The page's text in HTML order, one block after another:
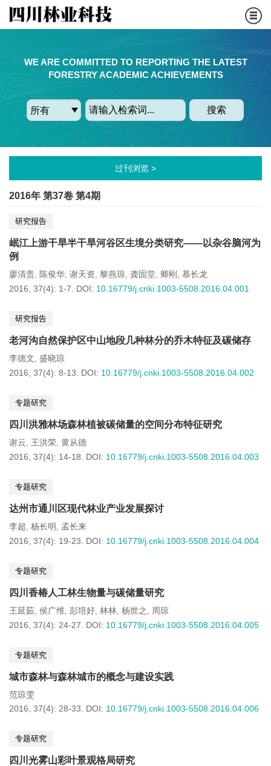
WE ARE COMMITTED TO REPORTING THE LATEST
FORESTRY ACADEMIC ACHIEVEMENTS
搜索
过刊浏览 >
2016年 第37卷 第4期
研究报告
岷江上游干旱半干旱河谷区生境分类研究——以杂谷脑河为
例
廖清贵, 陈俊华, 谢天资, 黎燕琼, 龚固堂, 卿刚 , 慕长龙
2016, 37(4): 1-7.
DOI: 10.16779/j.cnki.1003-5508.2016.04.001
研究报告
老河沟自然保护区中山地段几种林分的乔木特征及碳储存
李德文, 盛晓琼
2016, 37(4): 8-13.
DOI: 10.16779/j.cnki.1003-5508.2016.04.002
专题研究
四川洪雅林场森林植被碳储量的空间分布特征研究
谢云, 王洪荣, 黄从德
2016, 37(4): 14-18.
DOI: 10.16779/j.cnki.1003-5508.2016.04.003
专题研究
达州市通川区现代林业产业发展探讨
李超 , 杨长明 , 孟长来
2016, 37(4): 19-23.
DOI: 10.16779/j.cnki.1003-5508.2016.04.004
专题研究
四川香椿人工林生物量与碳储量研究
王延茹, 侯广维, 彭培好, 林林, 杨世之 , 周琼
2016, 37(4): 24-27.
DOI: 10.16779/j.cnki.1003-5508.2016.04.005
专题研究
城市森林与森林城市的概念与建设实践
范琼雯
2016, 37(4): 28-33.
DOI: 10.16779/j.cnki.1003-5508.2016.04.006
专题研究
四川光雾山彩叶景观格局研究